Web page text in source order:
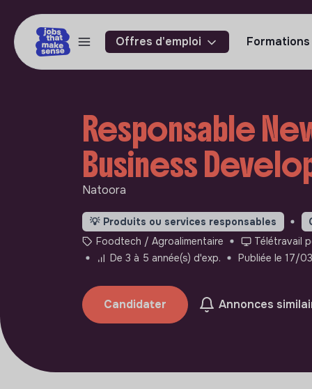
Offres d'emploi Formations
Responsable
Business
Natoora
💡 Produits ou services responsables
Foodtech / Agroalimentaire
Télétravail
De 3 à 5 année(s) d'exp.
Publiée le 17/
Candidater Annonces